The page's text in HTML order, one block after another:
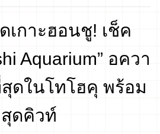
เกาะฮอนชู! เช็ค
Aquarium” อควา
ดในโทโฮคุ พร้อม
ดคิวท์